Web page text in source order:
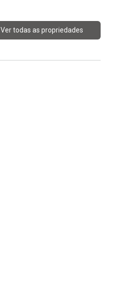
Ver todas as propriedades